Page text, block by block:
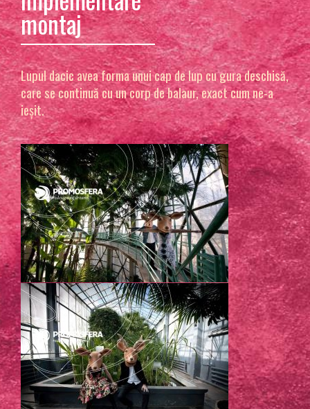
montaj
Lupul dacic avea forma unui cap de lup cu gura deschisă,
care se continuă cu un corp de balaur, exact cum ne-a
ieșit.